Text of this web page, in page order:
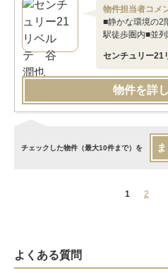
物件担当者コメ
■静かな環境の2
駅徒歩圏内■並
センチュリー
物件を詳
チェックした物件（最大10件まで）を
1 2
よくある質問